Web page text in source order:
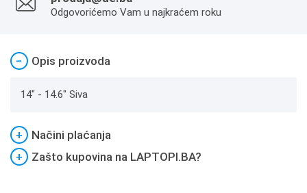
Odgovorićemo Vam u najkraćem roku
− Opis proizvoda
14" - 14.6" Siva
+
Načini plaćanja
+
Zašto kupovina na LAPTOPI.BA?